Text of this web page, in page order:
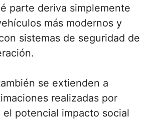
parte deriva simplemente
más modernos y
sistemas de seguridad de
se extienden a
realizadas por
el potencial impacto social